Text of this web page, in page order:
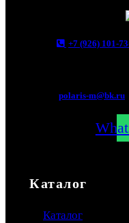
+7 (926) 101-
polaris-m@bk.ru
Каталог
Каталог